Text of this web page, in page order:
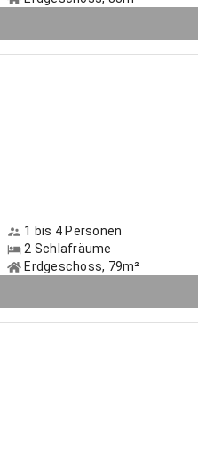
1 bis 4 Personen
2 Schlafräume
Erdgeschoss, 79m²